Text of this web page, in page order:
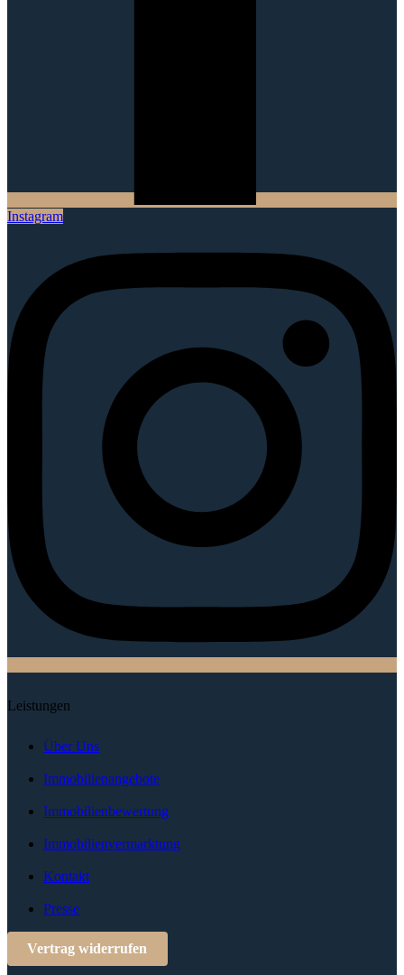
Instagram
Leistungen
Über Uns
Immobilienangebote
Immobilienbewertung
Immobilienvermarktung
Kontakt
Presse
Vertrag widerrufen